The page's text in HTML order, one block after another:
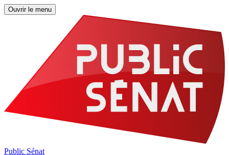
Ouvrir le menu
Public Sénat